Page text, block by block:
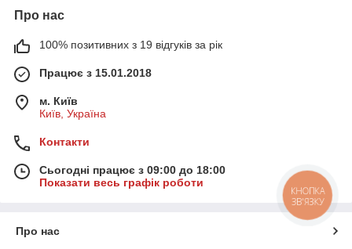
Про нас
100% позитивних з 19 відгуків за рік
Працює з 15.01.2018
м. Київ
Київ, Україна
Контакти
Сьогодні працює з 09:00 до 18:00
Показати весь графік роботи
Про нас
КНОПКА
ЗВ'ЯЗКУ